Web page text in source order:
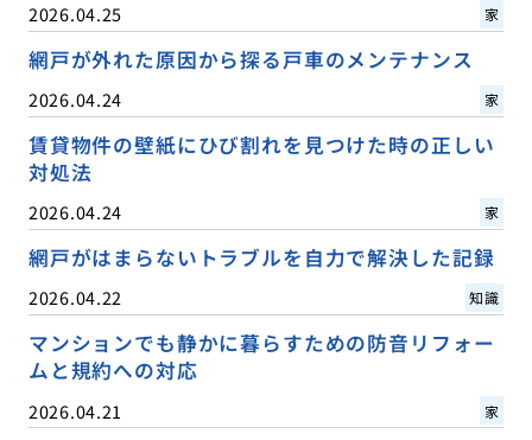
2026.04.25 家
網戸が外れた原因から探る戸車のメンテナンス
2026.04.24 家
賃貸物件の壁紙にひび割れを見つけた時の正しい
対処法
2026.04.24 家
網戸がはまらないトラブルを自力で解決した記録
2026.04.22 知識
マンションでも静かに暮らすための防音リフォー
ムと規約への対応
2026.04.21 家